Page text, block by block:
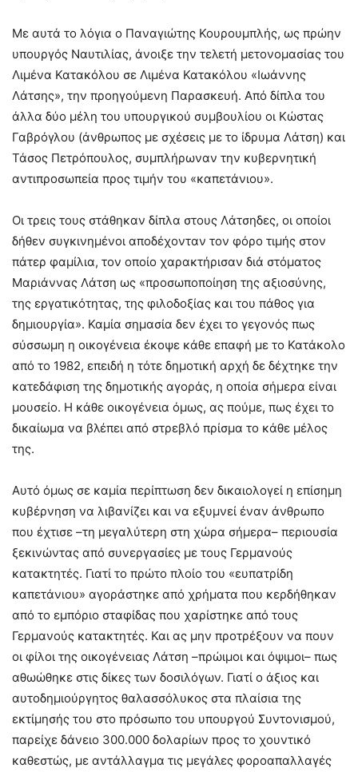
Με αυτά το λόγια ο Παναγιώτης Κουρουμπλής, ως πρώην
υπουργός Ναυτιλίας, άνοιξε την τελετή μετονομασίας του
Λιμένα Κατακόλου σε Λιμένα Κατακόλου «Ιωάννης
Λάτσης», την προηγούμενη Παρασκευή. Από δίπλα του
άλλα δύο μέλη του υπουργικού συμβουλίου οι Κώστας
Γαβρόγλου (άνθρωπος με σχέσεις με το ίδρυμα Λάτση) και
Τάσος Πετρόπουλος, συμπλήρωναν την κυβερνητική
αντιπροσωπεία προς τιμήν του «καπετάνιου».
Οι τρεις τους στάθηκαν δίπλα στους Λάτσηδες, οι οποίοι
δήθεν συγκινημένοι αποδέχονταν τον φόρο τιμής στον
πάτερ φαμίλια, τον οποίο χαρακτήρισαν διά στόματος
Μαριάννας Λάτση ως «προσωποποίηση της αξιοσύνης,
της εργατικότητας, της φιλοδοξίας και του πάθος για
δημιουργία». Καμία σημασία δεν έχει το γεγονός πως
σύσσωμη η οικογένεια έκοψε κάθε επαφή με το Κατάκολο
από το 1982, επειδή η τότε δημοτική αρχή δε δέχτηκε την
κατεδάφιση της δημοτικής αγοράς, η οποία σήμερα είναι
μουσείο. Η κάθε οικογένεια όμως, ας πούμε, πως έχει το
δικαίωμα να βλέπει από στρεβλό πρίσμα το κάθε μέλος
της.
Αυτό όμως σε καμία περίπτωση δεν δικαιολογεί η επίσημη
κυβέρνηση να λιβανίζει και να εξυμνεί έναν άνθρωπο
που έχτισε –τη μεγαλύτερη στη χώρα σήμερα– περιουσία
ξεκινώντας από συνεργασίες με τους Γερμανούς
κατακτητές. Γιατί το πρώτο πλοίο του «ευπατρίδη
καπετάνιου» αγοράστηκε από χρήματα που κερδήθηκαν
από το εμπόριο σταφίδας που χαρίστηκε από τους
Γερμανούς κατακτητές. Και ας μην προτρέξουν να πουν
οι φίλοι της οικογένειας Λάτση –πρώιμοι και όψιμοι– πως
αθωώθηκε στις δίκες των δοσιλόγων. Γιατί ο άξιος και
αυτοδημιούργητος θαλασσόλυκος στα πλαίσια της
εκτίμησής του στο πρόσωπο του υπουργού Συντονισμού,
παρείχε δάνειο 300.000 δολαρίων προς το χουντικό
καθεστώς, με αντάλλαγμα τις μεγάλες φοροαπαλλαγές